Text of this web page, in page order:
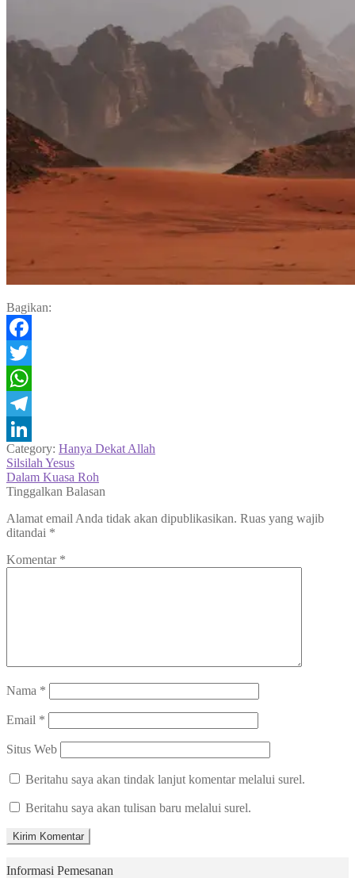
Bagikan:
Facebook
Twitter
WhatsApp
Telegram
LinkedIn
Category: Hanya Dekat Allah
Navigasi
pos
Previous
post:
Silsilah Yesus
Next
post:
Dalam Kuasa Roh
Tinggalkan Balasan
Alamat email Anda tidak akan dipublikasikan. Ruas yang wajib
ditandai *
Komentar *
Nama *
Email *
Situs Web
Beritahu saya akan tindak lanjut komentar melalui surel.
Beritahu saya akan tulisan baru melalui surel.
Informasi Pemesanan